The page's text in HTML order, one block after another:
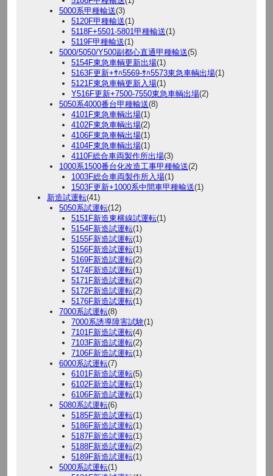
5000系甲種輸送(3)
5120F甲種輸送(1)
5118F+5501-5801甲種輸送(1)
5119F甲種輸送(1)
5000/5050/Y500副都心直通甲種輸送(5)
5154F東急車輌更新出場(1)
5163F更新+ｻﾊ5569-ｻﾊ5573東急車輌出場(1)
5121F東急車輌更新入場(1)
Y516F更新+7500-7550東急車輌出場(2)
5050系4000番台甲種輸送(8)
4101F東急車輌出場(1)
4102F東急車輌出場(2)
4106F東急車輌出場(1)
4104F東急車輌出場(1)
4110F総合車両製作所出場(3)
1000系1500番台化改造工事甲種輸送(2)
1003F総合車両製作所入場(1)
1503F更新+1000系中間車甲種輸送(1)
新造試運転(41)
5050系試運転(12)
5151F新造東横線試運転(1)
5154F新造試運転(1)
5155F新造試運転(1)
5156F新造試運転(1)
5169F新造試運転(2)
5174F新造試運転(1)
5171F新造試運転(2)
5172F新造試運転(2)
5176F新造試運転(1)
7000系試運転(8)
7000系誘導障害試験(1)
7101F新造試運転(4)
7103F新造試運転(2)
7106F新造試運転(1)
6000系試運転(7)
6101F新造試運転(5)
6102F新造試運転(1)
6106F新造試運転(1)
5080系試運転(6)
5185F新造試運転(1)
5186F新造試運転(1)
5187F新造試運転(1)
5188F新造試運転(2)
5189F新造試運転(1)
5000系試運転(1)